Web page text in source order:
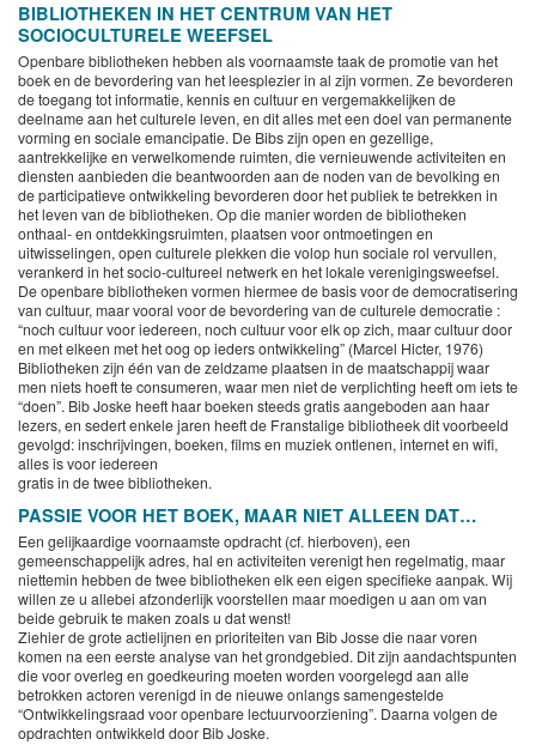
BIBLIOTHEKEN IN HET CENTRUM VAN HET
SOCIOCULTURELE WEEFSEL
Openbare bibliotheken hebben als voornaamste taak de promotie van het
boek en de bevordering van het leesplezier in al zijn vormen. Ze bevorderen
de toegang tot informatie, kennis en cultuur en vergemakkelijken de
deelname aan het culturele leven, en dit alles met een doel van permanente
vorming en sociale emancipatie. De Bibs zijn open en gezellige,
aantrekkelijke en verwelkomende ruimten, die vernieuwende activiteiten en
diensten aanbieden die beantwoorden aan de noden van de bevolking en
de participatieve ontwikkeling bevorderen door het publiek te betrekken in
het leven van de bibliotheken. Op die manier worden de bibliotheken
onthaal- en ontdekkingsruimten, plaatsen voor ontmoetingen en
uitwisselingen, open culturele plekken die volop hun sociale rol vervullen,
verankerd in het socio-cultureel netwerk en het lokale verenigingsweefsel.
De openbare bibliotheken vormen hiermee de basis voor de democratisering
van cultuur, maar vooral voor de bevordering van de culturele democratie :
“noch cultuur voor iedereen, noch cultuur voor elk op zich, maar cultuur door
en met elkeen met het oog op ieders ontwikkeling” (Marcel Hicter, 1976)
Bibliotheken zijn één van de zeldzame plaatsen in de maatschappij waar
men niets hoeft te consumeren, waar men niet de verplichting heeft om iets te
“doen”. Bib Joske heeft haar boeken steeds gratis aangeboden aan haar
lezers, en sedert enkele jaren heeft de Franstalige bibliotheek dit voorbeeld
gevolgd: inschrijvingen, boeken, films en muziek ontlenen, internet en wifi,
alles is voor iedereen
gratis in de twee bibliotheken.
PASSIE VOOR HET BOEK, MAAR NIET ALLEEN DAT…
Een gelijkaardige voornaamste opdracht (cf. hierboven), een
gemeenschappelijk adres, hal en activiteiten verenigt hen regelmatig, maar
niettemin hebben de twee bibliotheken elk een eigen specifieke aanpak. Wij
willen ze u allebei afzonderlijk voorstellen maar moedigen u aan om van
beide gebruik te maken zoals u dat wenst!
Ziehier de grote actielijnen en prioriteiten van Bib Josse die naar voren
komen na een eerste analyse van het grondgebied. Dit zijn aandachtspunten
die voor overleg en goedkeuring moeten worden voorgelegd aan alle
betrokken actoren verenigd in de nieuwe onlangs samengestelde
“Ontwikkelingsraad voor openbare lectuurvoorziening”. Daarna volgen de
opdrachten ontwikkeld door Bib Joske.